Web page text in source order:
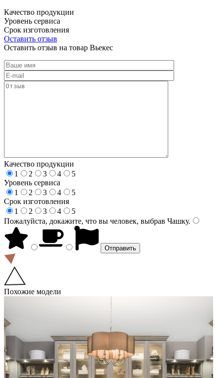
Качество продукции
Уровень сервиса
Срок изготовления
Оставить отзыв
Оставить отзыв на товар Вьекес
Качество продукции
1
2 3 4
5
Уровень сервиса
1
2 3 4
5
Срок изготовления
1
2 3 4
5
Пожалуйста, докажите, что вы человек, выбрав Чашку.
Похожие модели